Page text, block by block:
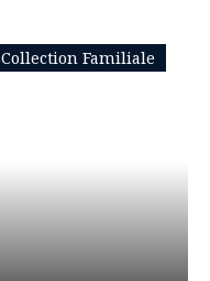
Collection Familiale